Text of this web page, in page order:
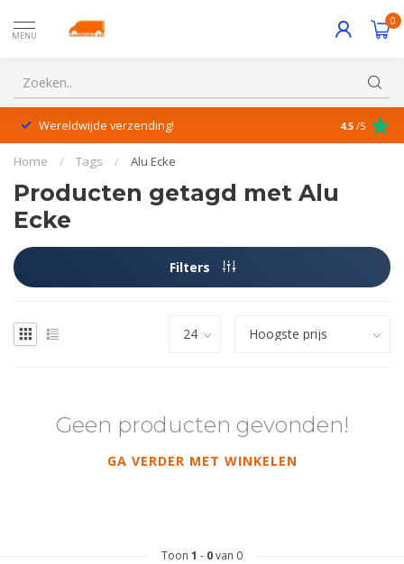
MENU
0
Wereldwijde verzending! 4.5 /5
Home / Tags / Alu Ecke
Producten getagd met Alu
Ecke
Filters
Geen producten gevonden!
GA VERDER MET WINKELEN
Toon 1 - 0van 0